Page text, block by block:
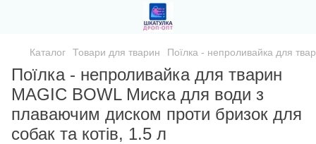
Каталог Товари для тварин Поїлка - непроливайка для
Поїлка - непроливайка для тварин
MAGIC BOWL Миска для води з
плаваючим диском проти бризок для
собак та котів, 1.5 л